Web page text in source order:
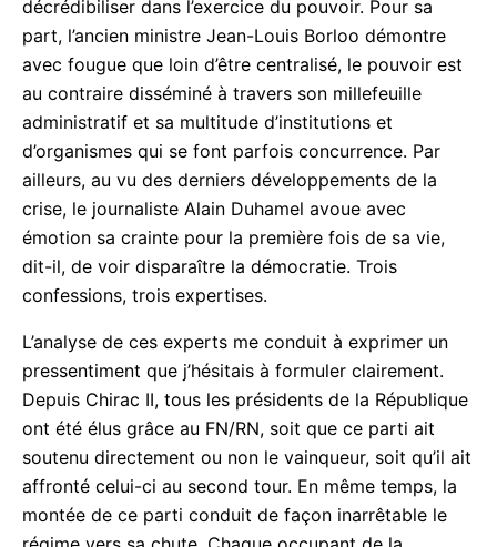
purger de ce parti qui ne pourrait que se
décrédibiliser dans l’exercice du pouvoir. Pour sa
part, l’ancien ministre Jean-Louis Borloo démontre
avec fougue que loin d’être centralisé, le pouvoir
est au contraire disséminé à travers son millefeuille
administratif et sa multitude d’institutions et
d’organismes qui se font parfois concurrence. Par
ailleurs, au vu des derniers développements de la
crise, le journaliste Alain Duhamel avoue avec
émotion sa crainte pour la première fois de sa vie,
confessions, trois expertises.
L’analyse de ces experts me conduit à exprimer un
pressentiment que j’hésitais à formuler clairement.
Depuis Chirac II, tous les présidents de la
République ont été élus grâce au FN/RN, soit que
ce parti ait soutenu directement ou non le
vainqueur, soit qu’il ait affronté celui-ci au second